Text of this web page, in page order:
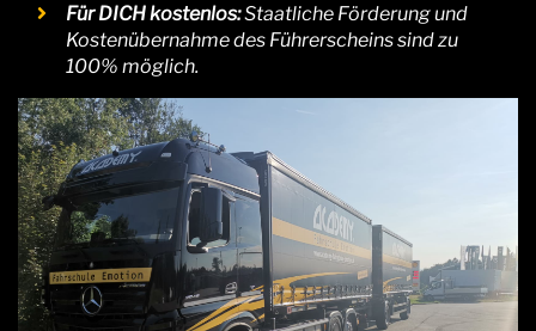
Für DICH kostenlos:Staatliche Förderung und
Kostenübernahme des Führerscheins sind zu
100% möglich.